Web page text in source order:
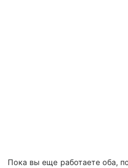
Пока вы еще работаете оба,